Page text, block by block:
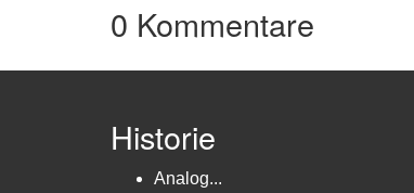
0 Kommentare
Historie
Analog...